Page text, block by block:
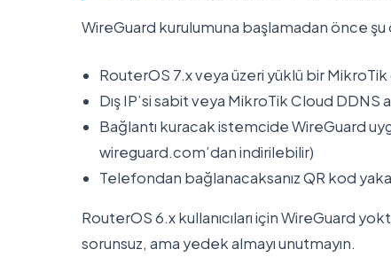
WireGuard kurulumuna başlamadan önce
RouterOS 7.x veya üzeri yüklü bir MikroTik
Dış IP’si sabit veya MikroTik Cloud DDNS
Bağlantı kuracak istemcide WireGuard
wireguard.com’dan indirilebilir)
Telefondan bağlanacaksanız QR kod
RouterOS 6.x kullanıcıları için WireGuard
sorunsuz, ama yedek almayı unutmayın.